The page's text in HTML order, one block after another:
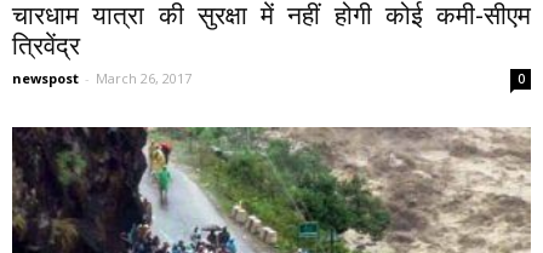
चारधाम यात्रा की सुरक्षा में नहीं होगी कोई कमी-सीएम
त्रिवेंद्र
newspost - March 26, 2017 0